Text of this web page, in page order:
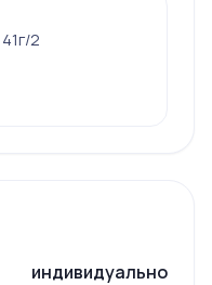
2
индивидуально